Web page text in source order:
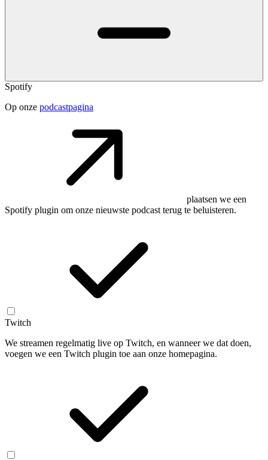
Spotify
Op onze podcastpagina
plaatsen we een
Spotify plugin om onze nieuwste podcast terug te beluisteren.
Twitch
We streamen regelmatig live op Twitch, en wanneer we dat doen,
voegen we een Twitch plugin toe aan onze homepagina.